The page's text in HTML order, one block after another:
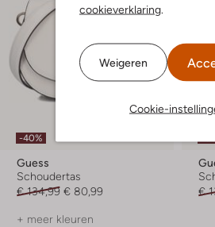
cookieverklaring.
Weigeren
Cookie-
-40%
Guess
Schoudertas
€ 134,99 € 80,99
+ meer kleuren
€